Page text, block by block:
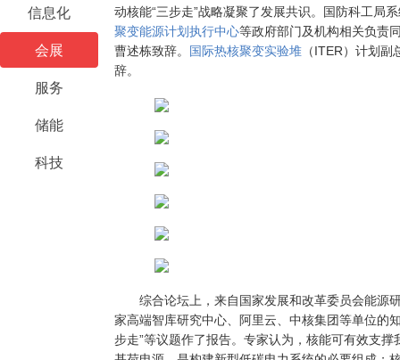
信息化
会展
服务
储能
科技
动核能“三步走”战略凝聚了发展共识。国防科工局
聚变能源计划执行中心等政府部门及机构相关负责
曹述栋致辞。
国际热核聚变实验堆 （ITER）计划
辞。
综合论坛上，来自国家发展和改革委员会能源
家高端智库研究中心、阿里云、中核集团等单位的
步走”等议题作了报告。专家认为，核能可有效支